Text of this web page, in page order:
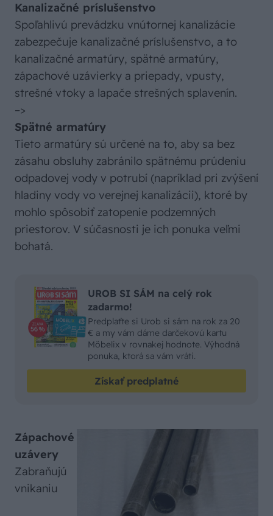
Kanalizačné príslušenstvo
Spoľahlivú prevádzku vnútornej kanalizácie
zabezpečuje kanalizačné príslušenstvo, a to
kanalizačné armatúry, spätné armatúry,
zápachové uzávierky a priepady, vpusty,
strešné vtoky a lapače strešných splavenín.
–>
Spätné armatúry
Tieto armatúry sú určené na to, aby sa bez
zásahu obsluhy zabránilo spätnému prúdeniu
odpadovej vody v potrubí (napríklad pri zvýšení
hladiny vody vo verejnej kanalizácii), ktoré by
mohlo spôsobiť zatopenie podzemných
priestorov. V súčasnosti je ich ponuka veľmi
bohatá.
UROB SI SÁM na celý rok
zadarmo!
Predplaťte si Urob si sám na rok za 20
€ a my vám dáme darčekovú kartu
Möbelix v rovnakej hodnote. Výhodná
ponuka, ktorá sa vám vráti.
Získať predplatné
Zápachové
uzávery
Zabraňujú
vnikaniu